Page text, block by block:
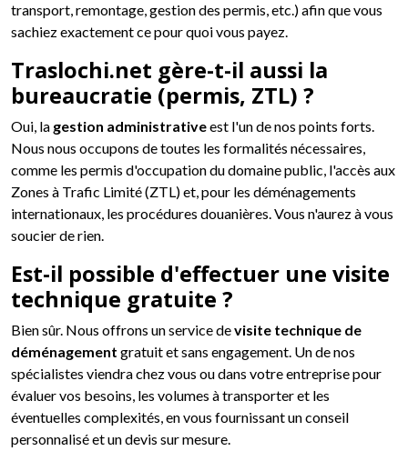
transport, remontage, gestion des permis, etc.) afin que vous
sachiez exactement ce pour quoi vous payez.
Traslochi.net gère-t-il aussi la
bureaucratie (permis, ZTL) ?
Oui, la gestion administrativeest l'un de nos points forts.
Nous nous occupons de toutes les formalités nécessaires,
comme les permis d'occupation du domaine public, l'accès aux
Zones à Trafic Limité (ZTL) et, pour les déménagements
internationaux, les procédures douanières. Vous n'aurez à vous
soucier de rien.
Est-il possible d'effectuer une visite
technique gratuite ?
Bien sûr. Nous offrons un service devisite technique de
déménagement gratuit et sans engagement. Un de nos
spécialistes viendra chez vous ou dans votre entreprise pour
évaluer vos besoins, les volumes à transporter et les
éventuelles complexités, en vous fournissant un conseil
personnalisé et un devis sur mesure.